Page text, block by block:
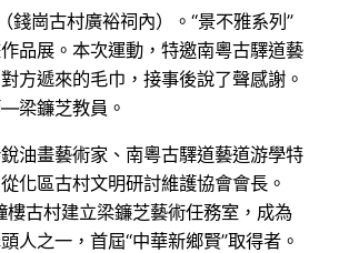
錢崗古村廣裕祠內）。“景不雅系列”
品展。本次運動，特邀南粵古驛道藝
方遞來的毛巾，接事後說了聲感謝。
梁鐮芝教員。
油畫藝術家、南粵古驛道藝道游學特
化區古村文明研討維護協會會長。
樓古村建立梁鐮芝藝術任務室，成為
人之一，首屆“中華新鄉賢”取得者。